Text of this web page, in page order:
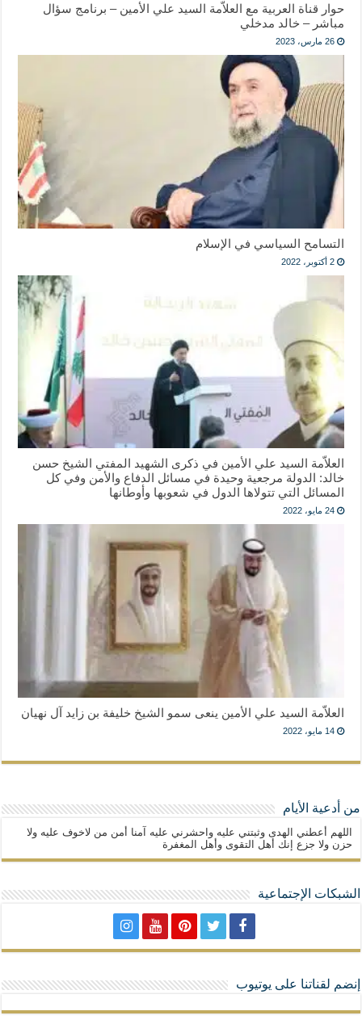
حوار قناة العربية مع العلاّمة السيد علي الأمين – برنامج سؤال
مباشر – خالد مدخلي
26 مارس، 2023
التسامح السياسي في الإسلام
2 أكتوبر، 2022
العلاّمة السيد علي الأمين في ذكرى الشهيد المفتي الشيخ حسن
خالد: الدولة مرجعية وحيدة في مسائل الدفاع والأمن وفي كل
المسائل التي تتولاها الدول في شعوبها وأوطانها
24 مايو، 2022
العلاّمة السيد علي الأمين ينعى سمو الشيخ خليفة بن زايد آل نهيان
14 مايو، 2022
من أدعية الأيام
اللهم أعطني الهدى وثبتني عليه واحشرني عليه آمنا أمن من لاخوف عليه ولا
حزن ولا جزع إنك أهل التقوى وأهل المغفرة
الشبكات الإجتماعية
إنضم لقناتنا على يوتيوب